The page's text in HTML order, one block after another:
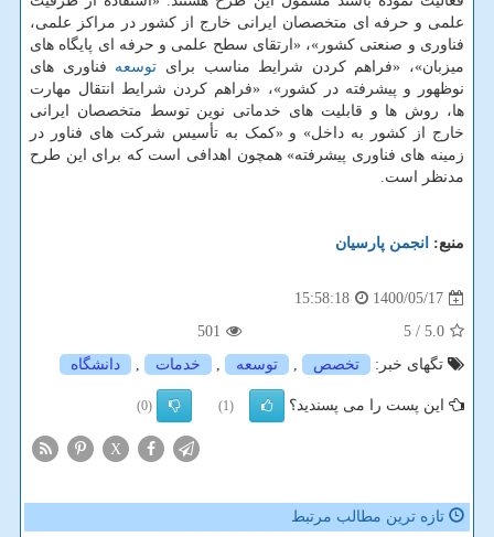
علمی و حرفه ای متخصصان ایرانی خارج از کشور در مراکز علمی،
فناوری و صنعتی کشور»، «ارتقای سطح علمی و حرفه ای پایگاه های
میزبان»، «فراهم کردن شرایط مناسب برای توسعه فناوری های
نوظهور و پیشرفته در کشور»، «فراهم کردن شرایط انتقال مهارت
ها، روش ها و قابلیت های خدماتی نوین توسط متخصصان ایرانی
خارج از کشور به داخل» و «کمک به تأسیس شرکت های فناور در
زمینه های فناوری پیشرفته» همچون اهدافی است که برای این طرح
مدنظر است.
منبع: انجمن پارسیان
1400/05/17
15:58:18
5.0
/ 5
501
تگهای خبر:
تخصص , توسعه , خدمات , دانشگاه
این پست را می پسندید؟ (1)
(0)
X
تازه ترین مطالب مرتبط